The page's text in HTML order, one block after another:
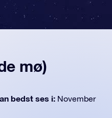
mø)
bedst ses i: November